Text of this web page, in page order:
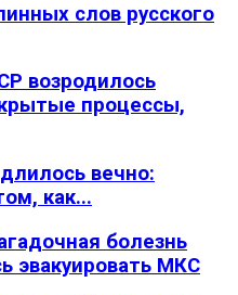
слов русского
возродилось
процессы,
вечно:
как...
болезнь
эвакуировать МКС